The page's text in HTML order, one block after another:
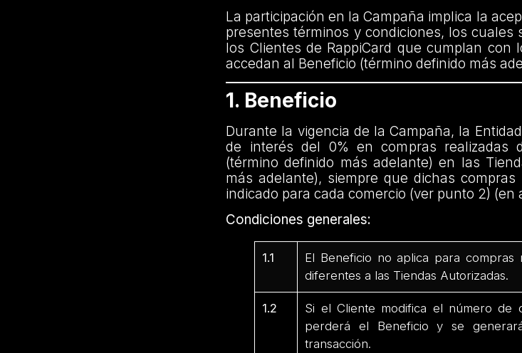
La participación en la Campaña implica la
presentes términos y condiciones, los cuales
los Clientes de RappiCard que cumplan con
accedan al Beneficio (término definido más
1. Beneficio
Durante la vigencia de la Campaña, la
de interés del 0% en compras realizadas
(término definido más adelante) en las
más adelante), siempre que dichas
indicado para cada comercio (ver punto 2) (en
Condiciones generales:
1.1
El Beneficio no aplica para compras
diferentes a las Tiendas Autorizadas.
1.2
Si el Cliente modifica el número de
perderá el Beneficio y se
transacción.